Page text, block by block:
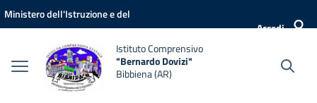
Vai ai contenuti
Vai al menu di navigazione
Vai al footer
Ministero dell'Istruzione e del
Accedi
Istituto Comprensivo
"Bernardo Dovizi"
Bibbiena (AR)